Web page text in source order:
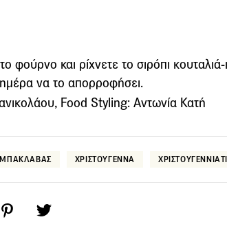
φούρνο και ρίχνετε το σιρόπι κουταλιά-
να το απορροφήσει.
Food Styling: Αντωνία Κατή
ΜΠΑΚΛΑΒΑΣ ΧΡΙΣΤΟΥΓΕΝΝΑ